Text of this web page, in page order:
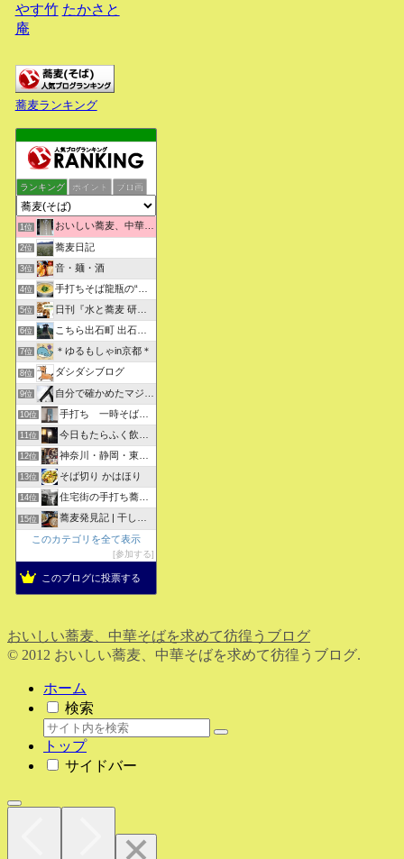
やす竹 たかさと
庵
蕎麦ランキング
ランキング ポイント ブロ画
1位 おいしい蕎麦、中華そばを求めて彷徨うブログ
2位 蕎麦日記
3位 音・麺・酒
4位 手打ちそば龍瓶の“いつも心に太陽を”
5位 日刊『水と蕎麦 研究図鑑』
6位 こちら出石町 出石そばの「田中屋食品製造部」
7位 ＊ゆるもしゃin京都＊
8位 ダシダシブログ
9位 自分で確かめたマジな近現代史・グルメな蕎麦・キレイなお花さん
10位 手打ち 一時そば (店主の軟式ホームページ）
11位 今日もたらふく飲んで食べた -湖月四代目嫁日記-
12位 神奈川・静岡・東京の蕎麦屋の評判と口コミ
13位 そば切り かはほり
14位 住宅街の手打ち蕎麦屋三代目ブログ
15位
蕎麦発見記 | 干しそばをメインにしたそばブログ
このカテゴリを全て表示
参加する
このブログに投票する
おいしい蕎麦、中華そばを求めて彷徨うブログ
© 2012 おいしい蕎麦、中華そばを求めて彷徨うブログ.
ホーム
検索
トップ
サイドバー